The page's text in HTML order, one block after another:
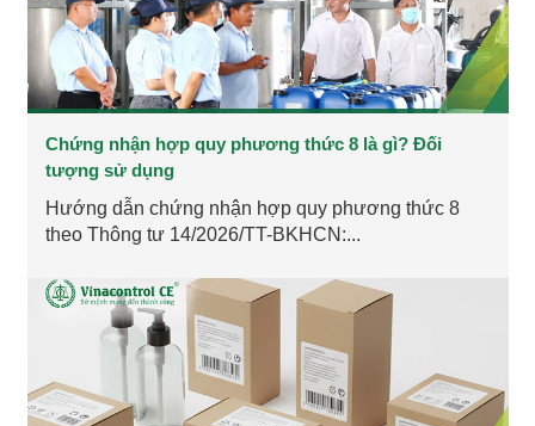
Chứng nhận hợp quy phương thức 8 là gì? Đối
tượng sử dụng
Hướng dẫn chứng nhận hợp quy phương thức 8
theo Thông tư 14/2026/TT-BKHCN:...